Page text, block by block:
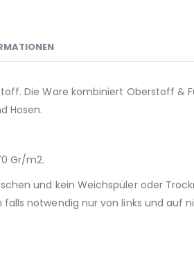
Die Ware kombiniert Oberstoff
Hosen.
Gr/m2.
und kein Weichspüler oder
notwendig nur von links und auf